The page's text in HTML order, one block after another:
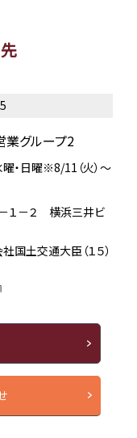
グループ2
日曜※8/11（火）～
１－２ 横浜三井ビ
国土交通大臣（１５）